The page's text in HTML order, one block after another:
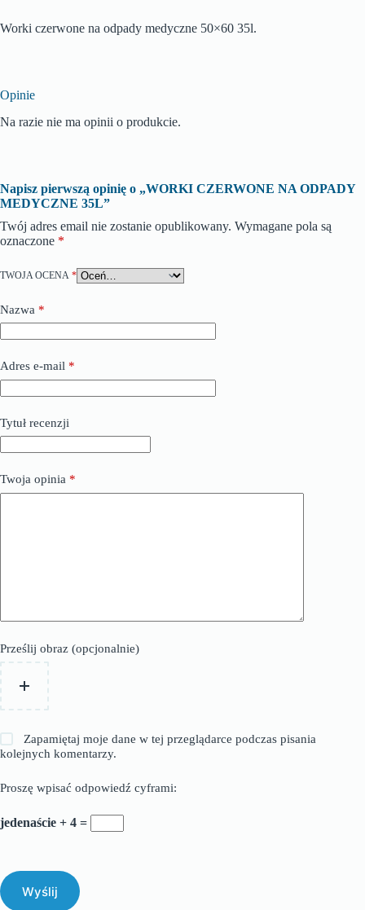
Worki czerwone na odpady medyczne 50×60 35l.
Opinie
Na razie nie ma opinii o produkcie.
Napisz pierwszą opinię o „WORKI CZERWONE NA ODPADY
MEDYCZNE 35L”
Twój adres email nie zostanie opublikowany. Wymagane pola są
oznaczone *
TWOJA OCENA *
Nazwa *
Adres e-mail *
Tytuł recenzji
Twoja opinia *
Prześlij obraz (opcjonalnie)
Zapamiętaj moje dane w tej przeglądarce podczas pisania
kolejnych komentarzy.
Proszę wpisać odpowiedź cyframi:
jedenaście + 4 =
Wyślij